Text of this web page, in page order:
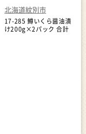
北海道紋別市
17-285 鱒いくら醤油漬
け200g×2パック 合計